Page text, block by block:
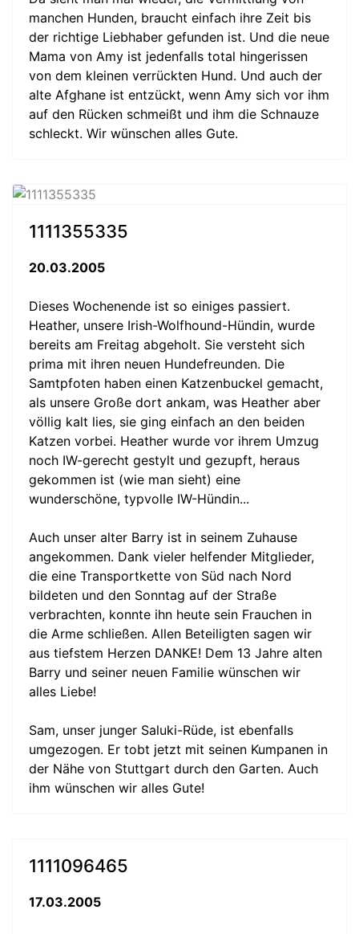
manchen Hunden, braucht einfach ihre Zeit bis
der richtige Liebhaber gefunden ist. Und die neue
Mama von Amy ist jedenfalls total hingerissen
von dem kleinen verrückten Hund. Und auch der
alte Afghane ist entzückt, wenn Amy sich vor ihm
auf den Rücken schmeißt und ihm die Schnauze
schleckt. Wir wünschen alles Gute.
1111355335
20.03.2005
Dieses Wochenende ist so einiges passiert.
Heather, unsere Irish-Wolfhound-Hündin, wurde
bereits am Freitag abgeholt. Sie versteht sich
prima mit ihren neuen Hundefreunden. Die
Samtpfoten haben einen Katzenbuckel gemacht,
als unsere Große dort ankam, was Heather aber
völlig kalt lies, sie ging einfach an den beiden
Katzen vorbei. Heather wurde vor ihrem Umzug
noch IW-gerecht gestylt und gezupft, heraus
gekommen ist (wie man sieht) eine
wunderschöne, typvolle IW-Hündin...
Auch unser alter Barry ist in seinem Zuhause
angekommen. Dank vieler helfender Mitglieder,
die eine Transportkette von Süd nach Nord
bildeten und den Sonntag auf der Straße
verbrachten, konnte ihn heute sein Frauchen in
die Arme schließen. Allen Beteiligten sagen wir
aus tiefstem Herzen DANKE! Dem 13 Jahre alten
Barry und seiner neuen Familie wünschen wir
alles Liebe!
Sam, unser junger Saluki-Rüde, ist ebenfalls
umgezogen. Er tobt jetzt mit seinen Kumpanen in
der Nähe von Stuttgart durch den Garten. Auch
ihm wünschen wir alles Gute!
1111096465
17.03.2005